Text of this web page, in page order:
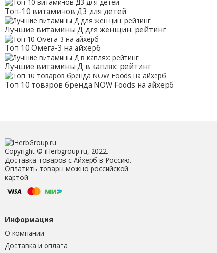
Топ-10 витаминов Д3 для детей
Лучшие витамины Д для женщин: рейтинг
Топ 10 Омега-3 на айхерб
Лучшие витамины Д в каплях: рейтинг
Топ 10 товаров бренда NOW Foods на айхерб
Copyright © iHerbgroup.ru, 2022.
Доставка товаров с Айхерб в Россию.
Оплатить товары можно российской
картой
Информация
О компании
Доставка и оплата